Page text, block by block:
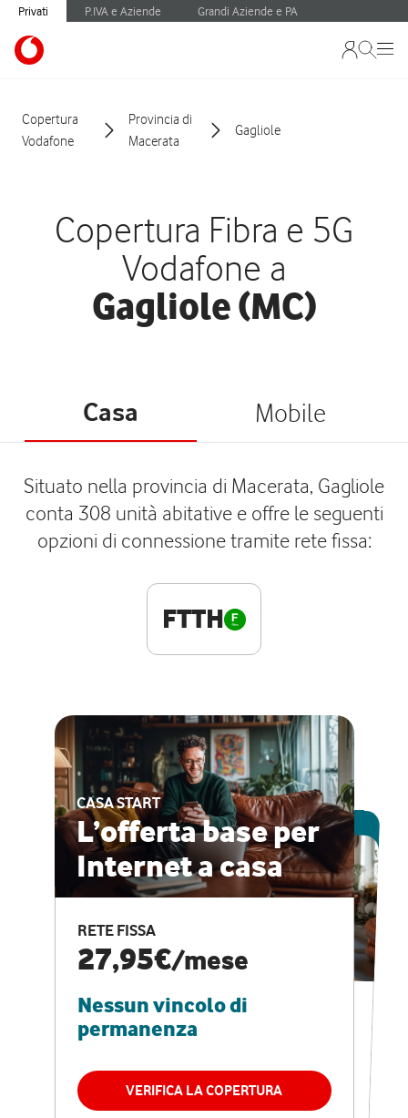
Privati P.IVA e Aziende Grandi Aziende e PA
Copertura
Vodafone
Provincia di
Macerata
Gagliole
Copertura Fibra e 5G
Vodafone a
Gagliole (MC)
Casa Mobile
Situato nella provincia di Macerata, Gagliole
conta 308 unità abitative e offre le seguenti
opzioni di connessione tramite rete fissa:
FTTH
CASA START
L’offerta base per
Internet a casa
RETE FISSA
27,95€/mese
Nessun vincolo di
permanenza
VERIFICA LA COPERTURA
ESCLUSIVA ONLINE
CASA PRO
Internet veloce e
vantaggi speciali
RETE FISSA + VODAFONE CLUB
29,95€
permanenza